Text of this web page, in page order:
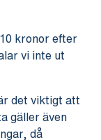
kronor efter
vi inte ut
det viktigt att
gäller även
då